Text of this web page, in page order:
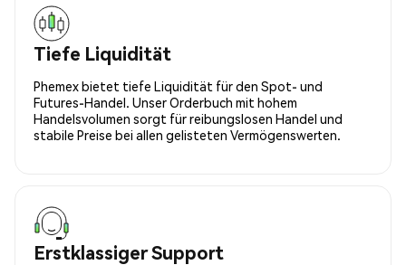
Tiefe Liquidität
Phemex bietet tiefe Liquidität für den Spot- und
Futures-Handel. Unser Orderbuch mit hohem
Handelsvolumen sorgt für reibungslosen Handel und
stabile Preise bei allen gelisteten Vermögenswerten.
Erstklassiger Support